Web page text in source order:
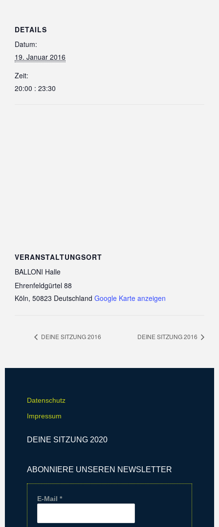
DETAILS
Datum:
19. Januar 2016
Zeit:
20:00 : 23:30
VERANSTALTUNGSORT
BALLONI Halle
Ehrenfeldgürtel 88
Köln, 50823 Deutschland Google Karte anzeigen
DEINE SITZUNG 2016 DEINE SITZUNG 2016
Datenschutz
Impressum
DEINE SITZUNG 2020
ABONNIERE UNSEREN NEWSLETTER
E-Mail *